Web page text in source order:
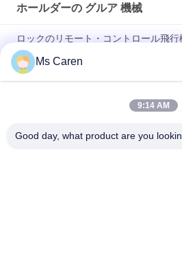
ホールダーの グルア 機械
ロックのリモート・コントロール飛
ールダーのGluer機械を0-220m/分衝突
PRYA-700小型箱のホールダーの
Ms Caren
9:14 AM
Good day, what product are you